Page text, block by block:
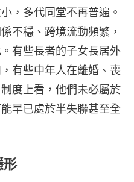
，多代同堂不再普遍。
不穩、跨境流動頻繁，
有些長者的子女長居外
有些中年人在離婚、喪
度上看，他們未必屬於
早已處於半失聯甚至全
形